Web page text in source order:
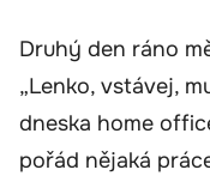
Druhý den ráno
„Lenko, vstávej,
dneska home
pořád nějaká